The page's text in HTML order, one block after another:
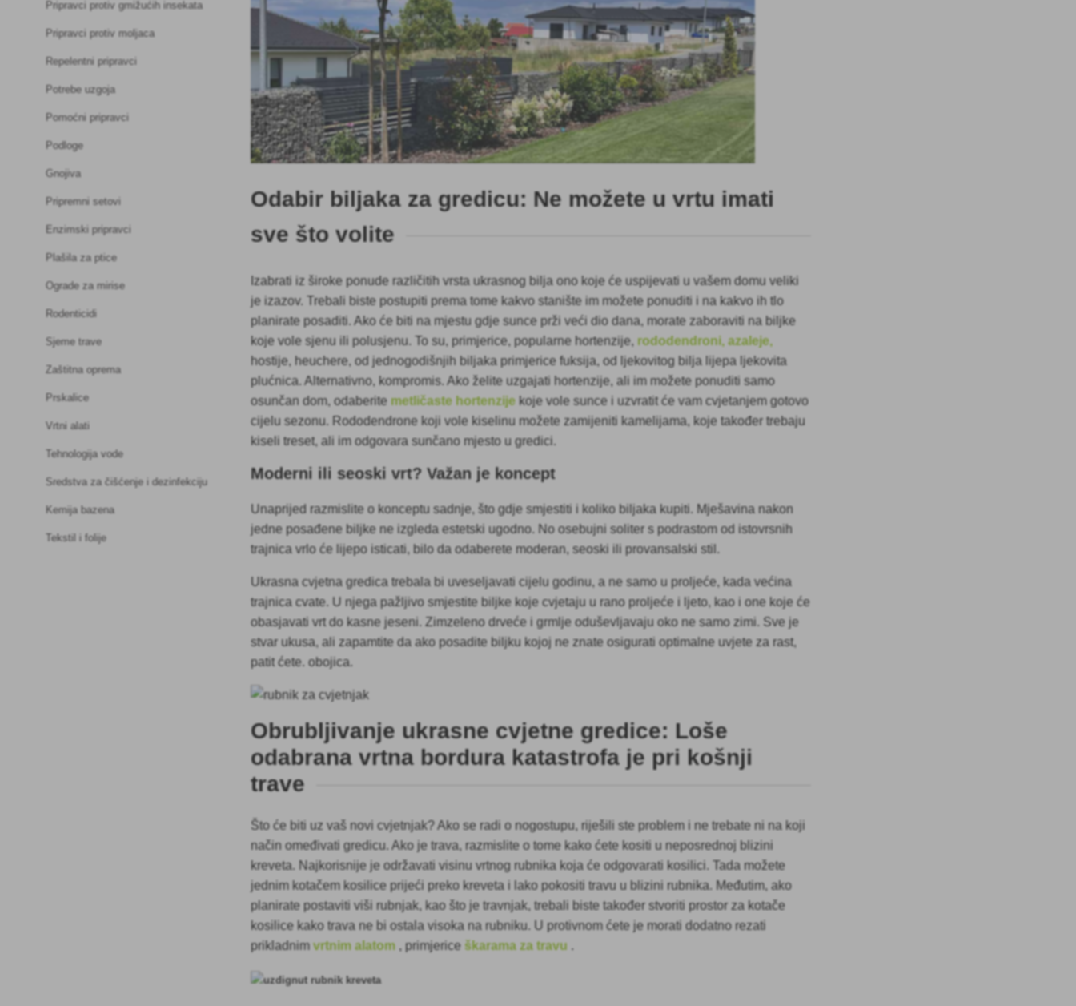
Pripravci protiv gmižućih insekata
Pripravci protiv moljaca
Repelentni pripravci
Potrebe uzgoja
Pomoćni pripravci
Podloge
Gnojiva
Pripremni setovi
Enzimski pripravci
Plašila za ptice
Ograde za mirise
Rodenticidi
Sjeme trave
Zaštitna oprema
Prskalice
Vrtni alati
Tehnologija vode
Sredstva za čišćenje i dezinfekciju
Kemija bazena
Tekstil i folije
Odabir biljaka za gredicu: Ne možete u vrtu imati
sve što volite
Izabrati iz široke ponude različitih vrsta ukrasnog bilja ono koje će uspijevati u vašem domu veliki
je izazov. Trebali biste postupiti prema tome kakvo stanište im možete ponuditi i na kakvo ih tlo
planirate posaditi. Ako će biti na mjestu gdje sunce prži veći dio dana, morate zaboraviti na biljke
koje vole sjenu ili polusjenu. To su, primjerice, popularne hortenzije, rododendroni, azaleje,
hostije, heuchere, od jednogodišnjih biljaka primjerice fuksija, od ljekovitog bilja lijepa ljekovita
plućnica. Alternativno, kompromis. Ako želite uzgajati hortenzije, ali im možete ponuditi samo
osunčan dom, odaberitemetličaste hortenzije koje vole sunce i uzvratit će vam cvjetanjem gotovo
cijelu sezonu. Rododendrone koji vole kiselinu možete zamijeniti kamelijama, koje također trebaju
kiseli treset, ali im odgovara sunčano mjesto u gredici.
Moderni ili seoski vrt? Važan je koncept
Unaprijed razmislite o konceptu sadnje, što gdje smjestiti i koliko biljaka kupiti. Mješavina nakon
jedne posađene biljke ne izgleda estetski ugodno. No osebujni soliter s podrastom od istovrsnih
trajnica vrlo će lijepo isticati, bilo da odaberete moderan, seoski ili provansalski stil.
Ukrasna cvjetna gredica trebala bi uveseljavati cijelu godinu, a ne samo u proljeće, kada većina
trajnica cvate. U njega pažljivo smjestite biljke koje cvjetaju u rano proljeće i ljeto, kao i one koje će
obasjavati vrt do kasne jeseni. Zimzeleno drveće i grmlje oduševljavaju oko ne samo zimi. Sve je
stvar ukusa, ali zapamtite da ako posadite biljku kojoj ne znate osigurati optimalne uvjete za rast,
patit ćete. obojica.
Obrubljivanje ukrasne cvjetne gredice: Loše
odabrana vrtna bordura katastrofa je pri košnji
trave
Što će biti uz vaš novi cvjetnjak? Ako se radi o nogostupu, riješili ste problem i ne trebate ni na koji
način omeđivati gredicu. Ako je trava, razmislite o tome kako ćete kositi u neposrednoj blizini
kreveta. Najkorisnije je održavati visinu vrtnog rubnika koja će odgovarati kosilici. Tada možete
jednim kotačem kosilice prijeći preko kreveta i lako pokositi travu u blizini rubnika. Međutim, ako
planirate postaviti viši rubnjak, kao što je travnjak, trebali biste također stvoriti prostor za kotače
kosilice kako trava ne bi ostala visoka na rubniku. U protivnom ćete je morati dodatno rezati
prikladnimvrtnim alatom , primjericeškarama za travu .